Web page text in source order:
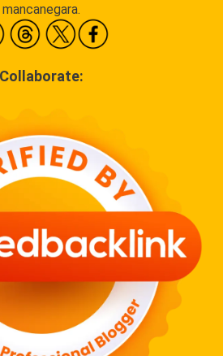
mancanegara.
Collaborate: